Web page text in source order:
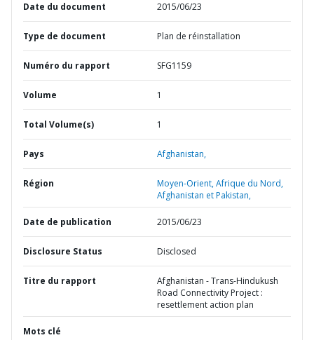
Date du document 2015/06/23
Type de document Plan de réinstallation
Numéro du rapport SFG1159
Volume 1
Total Volume(s) 1
Pays Afghanistan,
Région
Moyen-Orient, Afrique du Nord,
Afghanistan et Pakistan,
Date de publication 2015/06/23
Disclosure Status Disclosed
Titre du rapport
Afghanistan - Trans-Hindukush
Road Connectivity Project :
resettlement action plan
Mots clé